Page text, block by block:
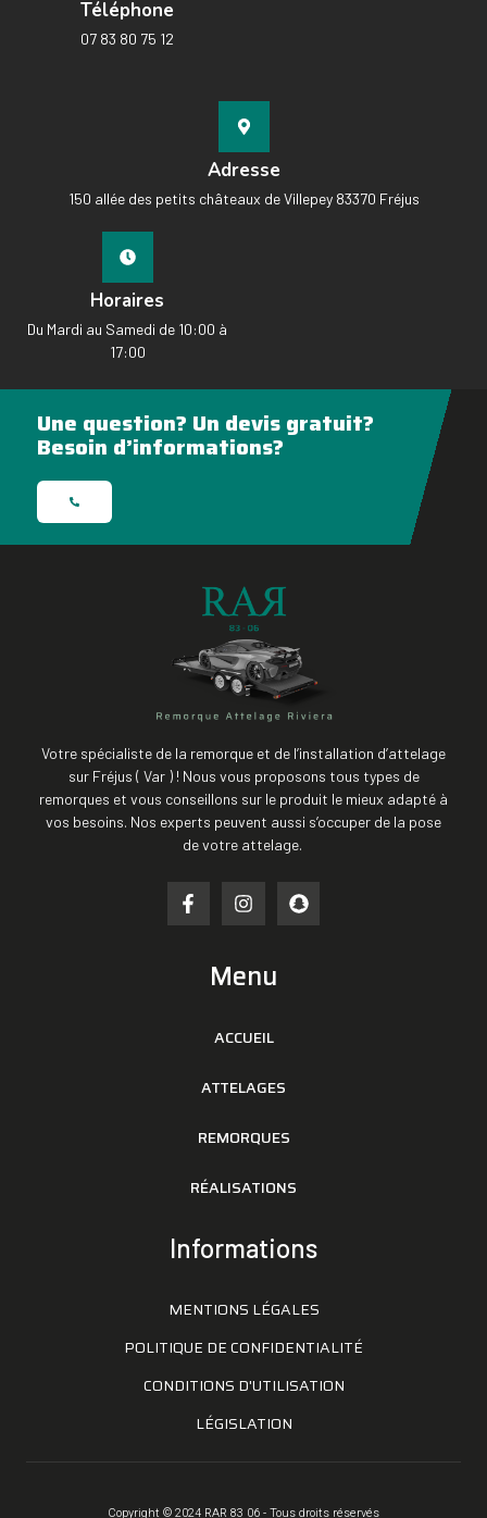
Téléphone
07 83 80 75 12
Adresse
150 allée des petits châteaux de Villepey 83370 Fréjus
Horaires
Du Mardi au Samedi de 10:00 à
17:00
Une question? Un devis gratuit?
Besoin d’informations?
Votre spécialiste de la remorque et de l’installation d’attelage
sur Fréjus ( Var ) ! Nous vous proposons tous types de
remorques et vous conseillons sur le produit le mieux adapté à
vos besoins. Nos experts peuvent aussi s’occuper de la pose
de votre attelage.
Menu
ACCUEIL
ATTELAGES
REMORQUES
RÉALISATIONS
Informations
MENTIONS LÉGALES
POLITIQUE DE CONFIDENTIALITÉ
CONDITIONS D'UTILISATION
LÉGISLATION
Copyright © 2024 RAR 83 06 - Tous droits réservés